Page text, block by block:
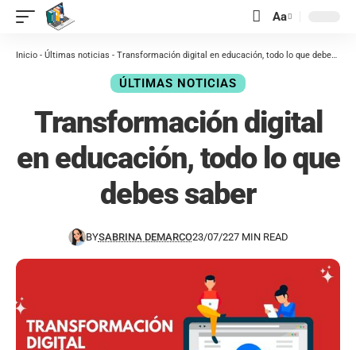
contenido Aa
Inicio - Últimas noticias - Transformación digital en educación, todo lo que debes saber
ÚLTIMAS NOTICIAS
Transformación digital
en educación, todo lo que
debes saber
BYSABRINA DEMARCO23/07/227 MIN READ